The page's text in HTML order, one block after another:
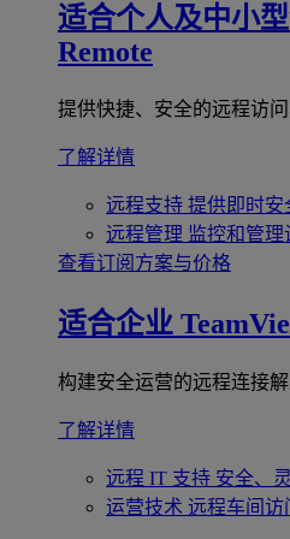
适合个人及中小
Remote
提供快捷、安全的远程访问
了解详情
远程支持 提供即时安
远程管理 监控和管理
查看订阅方案与价格
适合企业
构建安全运营的远程连接解
了解详情
远程 IT 支持 安全、
运营技术 远程车间访